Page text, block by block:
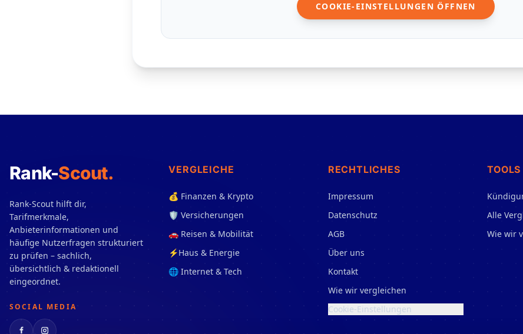
COOKIE-EINSTELLUNGEN ÖFFNEN
Rank-Scout.
Rank-Scout hilft dir,
Tarifmerkmale,
Anbieterinformationen und
häufige Nutzerfragen strukturiert
zu prüfen – sachlich,
übersichtlich & redaktionell
eingeordnet.
SOCIAL MEDIA
VERGLEICHE
💰 Finanzen & Krypto
🛡️ Versicherungen
🚗 Reisen & Mobilität
⚡Haus & Energie
🌐 Internet & Tech
RECHTLICHES
Impressum
Datenschutz
AGB
Über uns
Kontakt
Wie wir vergleichen
Cookie-Einstellungen
Alle
Wie wir